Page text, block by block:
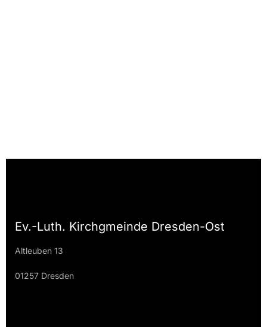
Ev.-Luth. Kirchgmeinde Dresden-Ost
Altleuben 13
01257 Dresden